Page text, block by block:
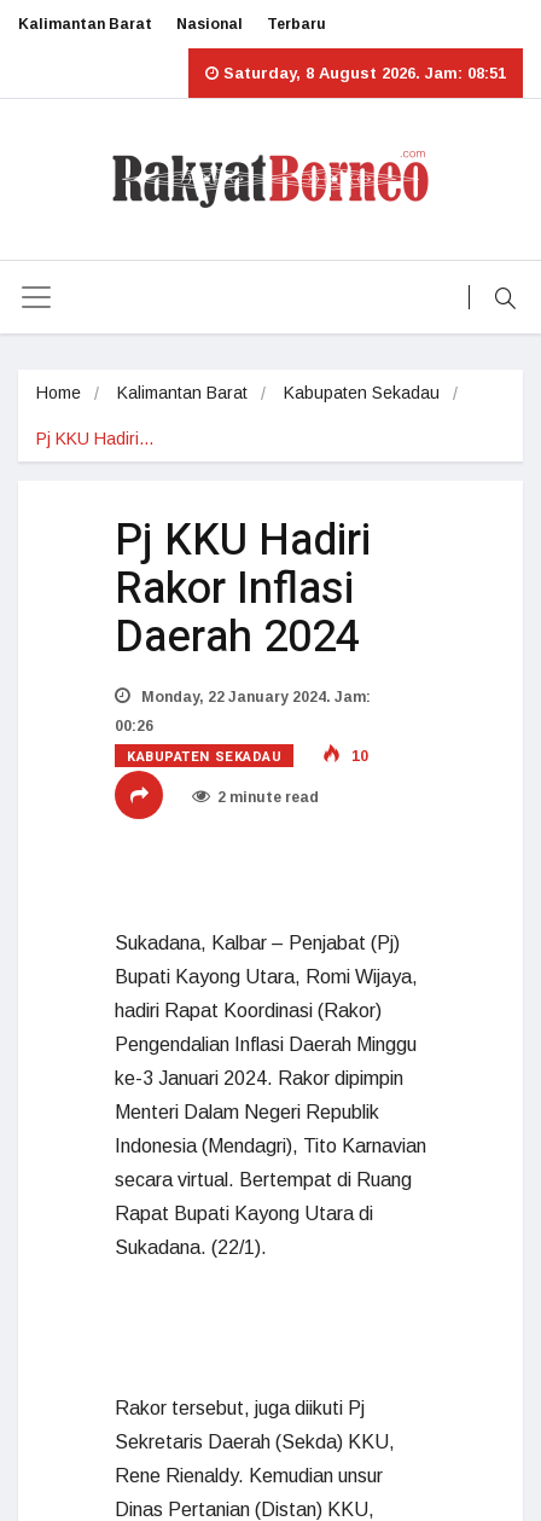
Kalimantan Barat Nasional Terbaru
Saturday, 8 August 2026. Jam: 08:51
Home Kalimantan Barat Kabupaten Sekadau
Pj KKU Hadiri…
Pj KKU Hadiri
Rakor Inflasi
Daerah 2024
Monday, 22 January 2024. Jam:
00:26
KABUPATEN SEKADAU 10
2 minute read
Sukadana, Kalbar – Penjabat (Pj)
Bupati Kayong Utara, Romi Wijaya,
hadiri Rapat Koordinasi (Rakor)
Pengendalian Inflasi Daerah Minggu
ke-3 Januari 2024. Rakor dipimpin
Menteri Dalam Negeri Republik
Indonesia (Mendagri), Tito Karnavian
secara virtual. Bertempat di Ruang
Rapat Bupati Kayong Utara di
Sukadana. (22/1).
Rakor tersebut, juga diikuti Pj
Sekretaris Daerah (Sekda) KKU,
Rene Rienaldy. Kemudian unsur
Dinas Pertanian (Distan) KKU,